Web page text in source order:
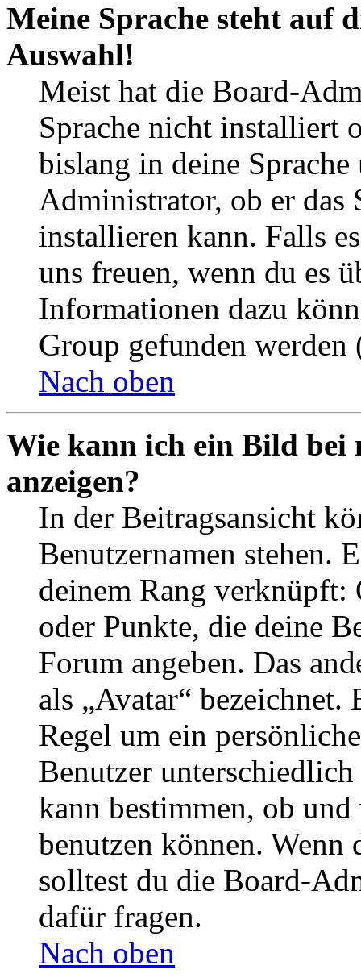
Meine Sprache steht auf
Auswahl!
Meist hat die Board-
Sprache nicht installiert
bislang in deine
Administrator, ob er das
installieren kann. Falls
uns freuen, wenn du es
Informationen dazu
Group gefunden
Nach oben
Wie kann ich ein Bild bei
anzeigen?
In der Beitragsansicht
Benutzernamen stehen.
deinem Rang verknüpft:
oder Punkte, die deine
Forum angeben. Das
als „Avatar“
Regel um ein
Benutzer
kann bestimmen, ob
benutzen können. Wenn
solltest du die Board-
dafür fragen.
Nach oben